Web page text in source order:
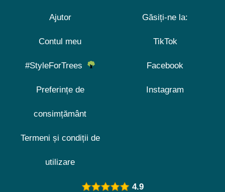
Ajutor
Contul meu
#StyleForTrees
Preferințe de
consimțământ
Termeni și condiții de
utilizare
Găsiți-ne la:
TikTok
Facebook
Instagram
4.9